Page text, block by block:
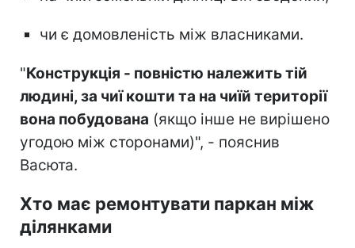
чи є домовленість між власниками.
"Конструкція - повністю належить тій
людині, за чиї кошти та на чиїй території
вона побудована (якщо інше не вирішено
угодою між сторонами)", - пояснив
Васюта.
Хто має ремонтувати паркан між
ділянками